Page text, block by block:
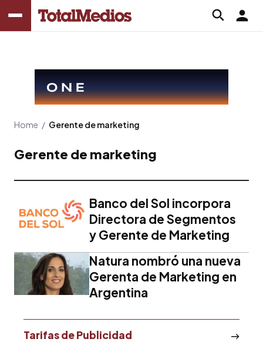
Home / Gerente de marketing
Gerente de marketing
Banco del Sol incorpora
Directora de Segmentos
y Gerente de Marketing
Natura nombró una nueva
Gerenta de Marketing en
Argentina
Tarifas de Publicidad